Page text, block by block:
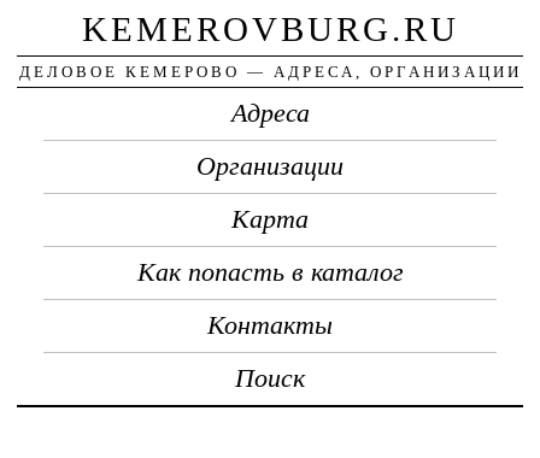
KEMEROVBURG.RU
ДЕЛОВОЕ КЕМЕРОВО — АДРЕСА, ОРГАНИЗАЦИИ
Адреса
Организации
Карта
Как попасть в каталог
Контакты
Поиск